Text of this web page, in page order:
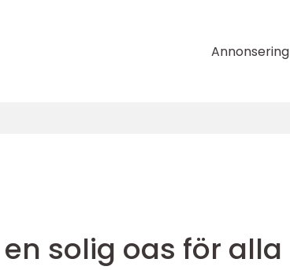
Annonsering
solig oas för alla